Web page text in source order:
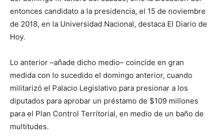
entonces candidato a la presidencia, el 15 de noviembre
de 2018, en la Universidad Nacional, destaca El Diario de
Hoy.
Lo anterior –añade dicho medio– coincide en gran
medida con lo sucedido el domingo anterior, cuando
militarizó el Palacio Legislativo para presionar a los
diputados para aprobar un préstamo de $109 millones
para el Plan Control Territorial, en medio de un baño de
multitudes.